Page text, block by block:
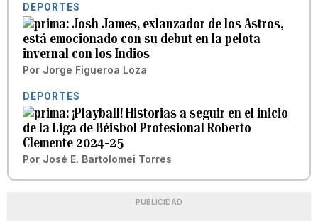
DEPORTES
Josh James, exlanzador de los Astros,
está emocionado con su debut en la pelota
invernal con los Indios
Por Jorge Figueroa Loza
DEPORTES
¡Playball! Historias a seguir en el inicio
de la Liga de Béisbol Profesional Roberto
Clemente 2024-25
Por José E. Bartolomei Torres
PUBLICIDAD